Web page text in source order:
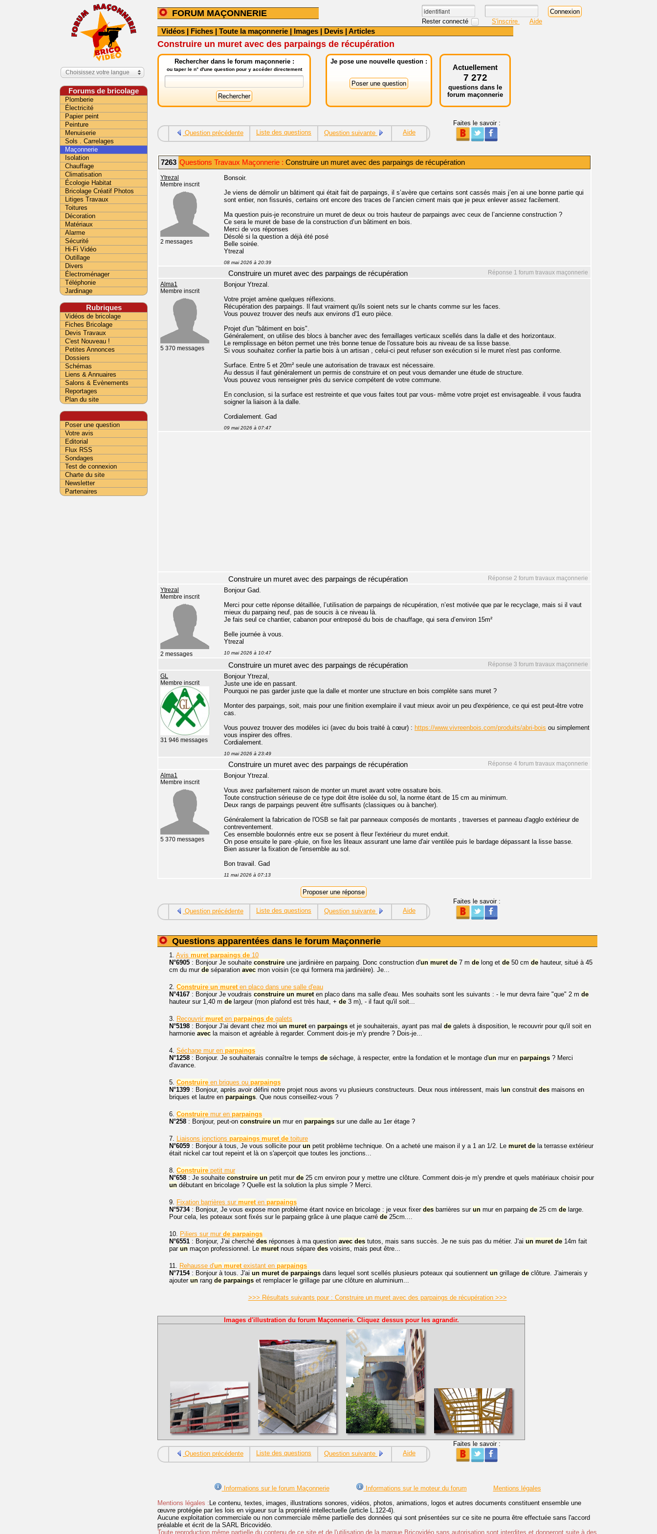
FORUM MAÇONNERIE
Rester connecté S'inscrire Aide
Vidéos | Fiches | Toute la maçonnerie | Images | Devis | Articles
Construire un muret avec des parpaings de récupération
Rechercher dans le forum maçonnerie :
ou taper le n° d'une question pour y accéder directement
Je pose une nouvelle question :
Actuellement
7 272
questions dans le
forum maçonnerie
Question précédente Liste des questions Question suivante Aide
Faites le savoir :
7263 Questions Travaux Maçonnerie : Construire un muret avec des parpaings de récupération
Ytrezal
Membre inscrit
2 messages
Bonsoir.
Je viens de démolir un bâtiment qui était fait de parpaings, il s’avère que certains sont cassés mais j’en ai une bonne partie qui
sont entier, non fissurés, certains ont encore des traces de l’ancien ciment mais que je peux enlever assez facilement.
Ma question puis-je reconstruire un muret de deux ou trois hauteur de parpaings avec ceux de l’ancienne construction ?
Ce sera le muret de base de la construction d’un bâtiment en bois.
Merci de vos réponses
Désolé si la question a déjà été posé
Belle soirée.
Ytrezal
08 mai 2026 à 20:39
Réponse 1 forum travaux maçonnerie
Construire un muret avec des parpaings de récupération
Alma1
Membre inscrit
5 370 messages
Bonjour Ytrezal.
Votre projet amène quelques réflexions.
Récupération des parpaings. Il faut vraiment qu'ils soient nets sur le chants comme sur les faces.
Vous pouvez trouver des neufs aux environs d'1 euro pièce.
Projet d'un "bâtiment en bois".
Généralement, on utilise des blocs à bancher avec des ferraillages verticaux scellés dans la dalle et des horizontaux.
Le remplissage en béton permet une très bonne tenue de l'ossature bois au niveau de sa lisse basse.
Si vous souhaitez confier la partie bois à un artisan , celui-ci peut refuser son exécution si le muret n'est pas conforme.
Surface. Entre 5 et 20m² seule une autorisation de travaux est nécessaire.
Au dessus il faut généralement un permis de construire et on peut vous demander une étude de structure.
Vous pouvez vous renseigner près du service compétent de votre commune.
En conclusion, si la surface est restreinte et que vous faites tout par vous- même votre projet est envisageable. il vous faudra
soigner la liaison à la dalle.
Cordialement. Gad
09 mai 2026 à 07:47
Réponse 2 forum travaux maçonnerie
Construire un muret avec des parpaings de récupération
Ytrezal
Membre inscrit
2 messages
Bonjour Gad.
Merci pour cette réponse détaillée, l’utilisation de parpaings de récupération, n’est motivée que par le recyclage, mais si il vaut
mieux du parpaing neuf, pas de soucis à ce niveau là.
Je fais seul ce chantier, cabanon pour entreposé du bois de chauffage, qui sera d’environ 15m²
Belle journée à vous.
Ytrezal
10 mai 2026 à 10:47
Réponse 3 forum travaux maçonnerie
Construire un muret avec des parpaings de récupération
GL
Membre inscrit
31 946 messages
Bonjour Ytrezal,
Juste une ide en passant.
Pourquoi ne pas garder juste que la dalle et monter une structure en bois complète sans muret ?
Monter des parpaings, soit, mais pour une finition exemplaire il vaut mieux avoir un peu d'expérience, ce qui est peut-être votre
cas.
Vous pouvez trouver des modèles ici (avec du bois traité à cœur) : https://www.vivreenbois.com/produits/abri-bois ou simplement
vous inspirer des offres.
Cordialement.
10 mai 2026 à 23:49
Réponse 4 forum travaux maçonnerie
Construire un muret avec des parpaings de récupération
Alma1
Membre inscrit
5 370 messages
Bonjour Ytrezal.
Vous avez parfaitement raison de monter un muret avant votre ossature bois.
Toute construction sérieuse de ce type doit être isolée du sol, la norme étant de 15 cm au minimum.
Deux rangs de parpaings peuvent être suffisants (classiques ou à bancher).
Généralement la fabrication de l'OSB se fait par panneaux composés de montants , traverses et panneau d'agglo extérieur de
contreventement.
Ces ensemble boulonnés entre eux se posent à fleur l'extérieur du muret enduit.
On pose ensuite le pare -pluie, on fixe les liteaux assurant une lame d'air ventilée puis le bardage dépassant la lisse basse.
Bien assurer la fixation de l'ensemble au sol.
Bon travail. Gad
11 mai 2026 à 07:13
Question précédente Liste des questions Question suivante Aide
Faites le savoir :
Questions apparentées dans le forum Maçonnerie
1. Avis muret parpaings de 10
N°6905 : Bonjour Je souhaite construire une jardinière en parpaing. Donc construction d'un muret de 7 m de long et de 50 cm de hauteur, situé à 45
cm du mur de séparation avec mon voisin (ce qui formera ma jardinière). Je...
2. Construire un mureten placo dans une salle d'eau
N°4167 : Bonjour Je voudrais construire un mureten placo dans ma salle d'eau. Mes souhaits sont les suivants : - le mur devra faire "que" 2 m de
hauteur sur 1,40 m de largeur (mon plafond est très haut, + de 3 m), - il faut qu'il soit...
3. Recouvrir mureten parpaings de galets
N°5198 : Bonjour J'ai devant chez moi un mureten parpaings et je souhaiterais, ayant pas mal de galets à disposition, le recouvrir pour qu'il soit en
harmonie avec la maison et agréable à regarder. Comment dois-je m'y prendre ? Dois-je...
4. Séchage mur en parpaings
N°1258 : Bonjour. Je souhaiterais connaître le temps de séchage, à respecter, entre la fondation et le montage d'un mur en parpaings ? Merci
d'avance.
5. Construire en briques ou parpaings
N°1399 : Bonjour, après avoir défini notre projet nous avons vu plusieurs constructeurs. Deux nous intéressent, mais l un construit des maisons en
briques et lautre en parpaings. Que nous conseillez-vous ?
6. Construire mur en parpaings
N°258 : Bonjour, peut-on construire un mur en parpaings sur une dalle au 1er étage ?
7. Liaisons jonctions parpaings muret de toiture
N°6059 : Bonjour à tous, Je vous sollicite pour un petit problème technique. On a acheté une maison il y a 1 an 1/2. Le muret de la terrasse extérieur
était nickel car tout repeint et là on s'aperçoit que toutes les jonctions...
8. Construire petit mur
N°658 : Je souhaite construire un petit mur de 25 cm environ pour y mettre une clôture. Comment dois-je m'y prendre et quels matériaux choisir pour
un débutant en bricolage ? Quelle est la solution la plus simple ? Merci.
9. Fixation barrières sur mureten parpaings
N°5734: Bonjour, Je vous expose mon problème étant novice en bricolage : je veux fixer des barrières sur un mur en parpaing de 25 cm de large.
Pour cela, les poteaux sont fixés sur le parpaing grâce à une plaque carré de 25cm....
10. Piliers sur mur de parpaings
N°6551 : Bonjour, J'ai cherché des réponses à ma question avec des tutos, mais sans succès. Je ne suis pas du métier. J'ai un muret de 14m fait
par un maçon professionnel. Le muretnous sépare des voisins, mais peut être...
11. Rehausse d'un muretexistant en parpaings
N°7154: Bonjour à tous. J'ai un muret de parpaings dans lequel sont scellés plusieurs poteaux qui soutiennent un grillage de clôture. J'aimerais y
ajouter un rang de parpaings et remplacer le grillage par une clôture en aluminium...
>>> Résultats suivants pour : Construire un muret avec des parpaings de récupération >>>
Images d'illustration du forum Maçonnerie. Cliquez dessus pour les agrandir.
Question précédente Liste des questions Question suivante Aide
Faites le savoir :
Informations sur le forum Maçonnerie Informations sur le moteur du forum
Mentions légales
Mentions légales : Le contenu, textes, images, illustrations sonores, vidéos, photos, animations, logos et autres documents constituent ensemble une
œuvre protégée par les lois en vigueur sur la propriété intellectuelle (article L.122-4).
Aucune exploitation commerciale ou non commerciale même partielle des données qui sont présentées sur ce site ne pourra être effectuée sans l'accord
préalable et écrit de la SARL Bricovidéo.
Toute reproduction même partielle du contenu de ce site et de l'utilisation de la marque Bricovidéo sans autorisation sont interdites et donneront suite à des
Choisissez votre langue
Forums de bricolage
Plomberie
Électricité
Papier peint
Peinture
Menuiserie
Sols . Carrelages
Maçonnerie
Isolation
Chauffage
Climatisation
Écologie Habitat
Bricolage Créatif Photos
Litiges Travaux
Toitures
Décoration
Matériaux
Alarme
Sécurité
Hi-Fi Vidéo
Outillage
Divers
Électroménager
Téléphonie
Jardinage
Rubriques
Vidéos de bricolage
Fiches Bricolage
Devis Travaux
C'est Nouveau !
Petites Annonces
Dossiers
Schémas
Liens & Annuaires
Salons & Evènements
Reportages
Plan du site
Poser une question
Votre avis
Editorial
Flux RSS
Sondages
Test de connexion
Charte du site
Newsletter
Partenaires